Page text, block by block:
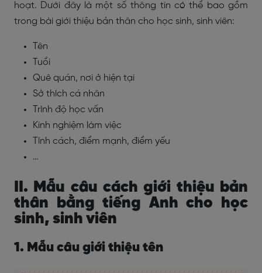
hoạt. Dưới đây là một số thông tin có thể bao gồm
trong bài giới thiệu bản thân cho học sinh, sinh viên:
Tên
Tuổi
Quê quán, nơi ở hiện tại
Sở thích cá nhân
Trình độ học vấn
Kinh nghiệm làm việc
Tính cách, điểm mạnh, điểm yếu
…
II. Mẫu câu cách giới thiệu bản
thân bằng tiếng Anh cho học
sinh, sinh viên
1. Mẫu câu giới thiệu tên